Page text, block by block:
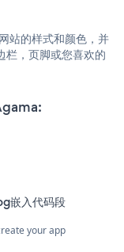
站的样式和颜色，并
，页脚或您喜欢的
入代码段
your app